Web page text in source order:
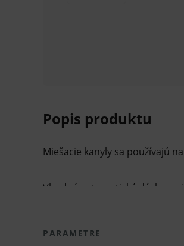
Popis produktu
Miešacie kanyly sa používajú
Vhodné automatické
PARAMETRE